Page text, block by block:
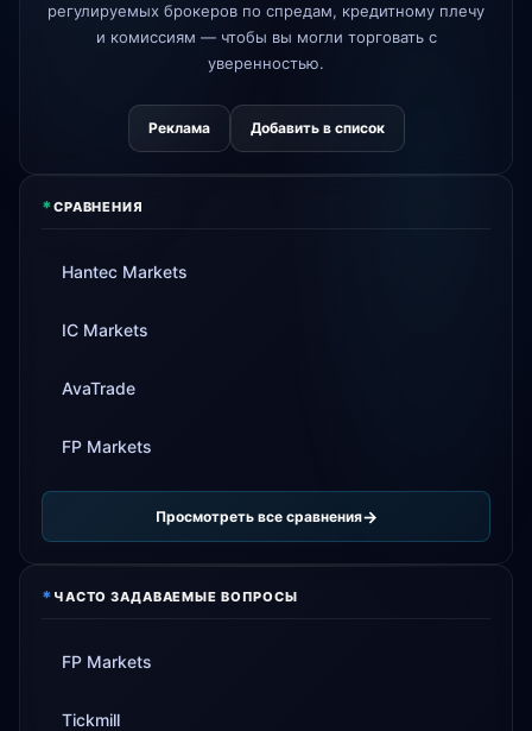
регулируемых брокеров по спредам, кредитному плечу
и комиссиям — чтобы вы могли торговать с
уверенностью.
Реклама Добавить в список
*СРАВНЕНИЯ
Hantec Markets
IC Markets
AvaTrade
FP Markets
Просмотреть все сравнения
* ЧАСТО ЗАДАВАЕМЫЕ ВОПРОСЫ
FP Markets
Tickmill